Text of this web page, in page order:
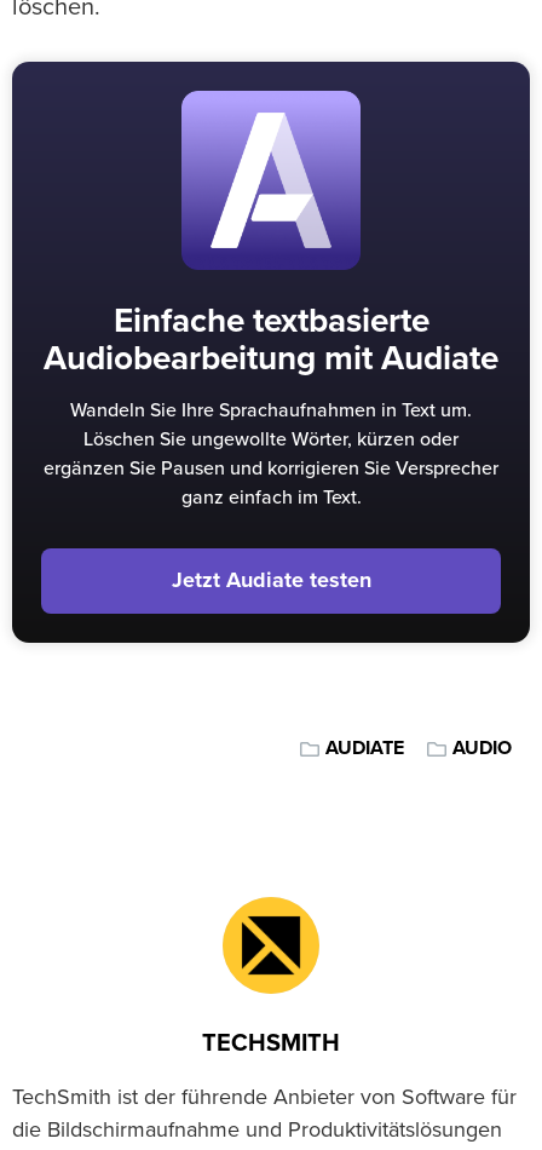
löschen.
Einfache textbasierte
Audiobearbeitung mit Audiate
Wandeln Sie Ihre Sprachaufnahmen in Text um.
Löschen Sie ungewollte Wörter, kürzen oder
ergänzen Sie Pausen und korrigieren Sie Versprecher
ganz einfach im Text.
Jetzt Audiate testen
AUDIATE AUDIO
TECHSMITH
TechSmith ist der führende Anbieter von Software für
die Bildschirmaufnahme und Produktivitätslösungen